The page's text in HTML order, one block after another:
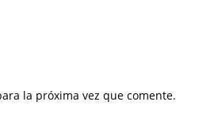
la próxima vez que comente.